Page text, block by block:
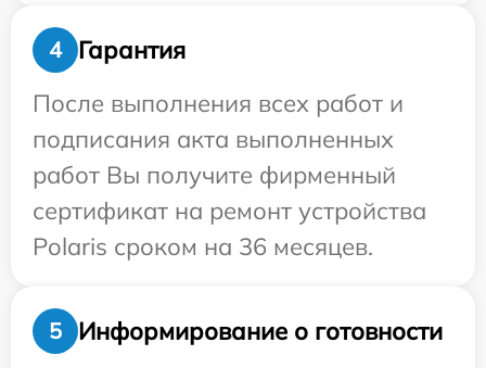
4
Гарантия
После выполнения всех работ и
подписания акта выполненных
работ Вы получите фирменный
сертификат на ремонт устройства
Polaris сроком на 36 месяцев.
5
Информирование о готовности